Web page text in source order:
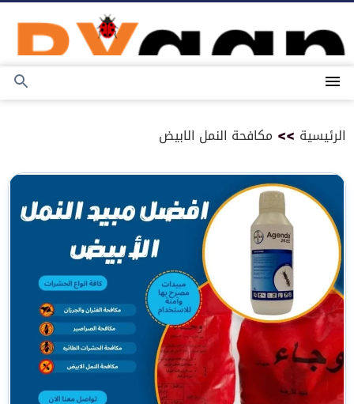
إلى
المحتوى
القائمة
بحث
الرئيسية >> مكافحة النمل الابيض